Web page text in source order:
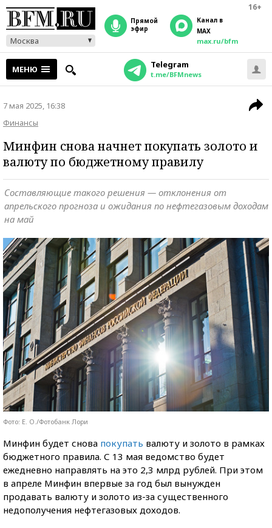
16+
Москва
прямой
эфир
Канал в
MAX
max.ru/bfm
МЕНЮ Telegram
t.me/BFMnews
7 мая 2025, 16:38
Финансы
Минфин снова начнет покупать золото и
валюту по бюджетному правилу
Составляющие такого решения — отклонения от
апрельского прогноза и ожидания по нефтегазовым доходам
на май
Фото: E. O./Фотобанк Лори
Минфин будет снова покупать валюту и золото в рамках
бюджетного правила. С 13 мая ведомство будет
ежедневно направлять на это 2,3 млрд рублей. При этом
в апреле Минфин впервые за год был вынужден
продавать валюту и золото из-за существенного
недополучения нефтегазовых доходов.